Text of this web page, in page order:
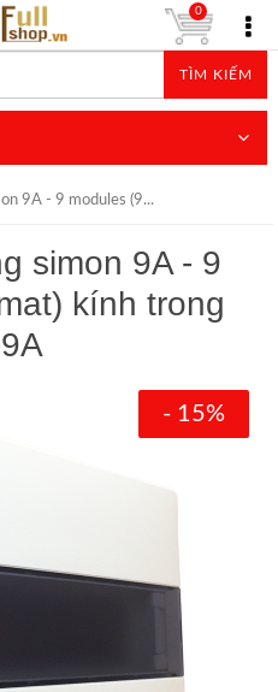
TÌM KIẾM
0
9A - 9 modules (9...
simon 9A - 9
kính trong
- 15%